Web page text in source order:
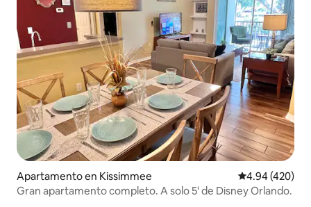
Apartamento en Kissimmee Calificación
4.94 (420)
Gran apartamento completo. A solo 5' de Disney Orlando.